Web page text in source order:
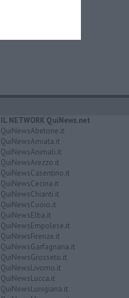
IL NETWORK QuiNews.net
QuiNewsAbetone.it
QuiNewsAmiata.it
QuiNewsAnimali.it
QuiNewsArezzo.it
QuiNewsCasentino.it
QuiNewsCecina.it
QuiNewsChianti.it
QuiNewsCuoio.it
QuiNewsElba.it
QuiNewsEmpolese.it
QuiNewsFirenze.it
QuiNewsGarfagnana.it
QuiNewsGrosseto.it
QuiNewsLivorno.it
QuiNewsLucca.it
QuiNewsLunigiana.it